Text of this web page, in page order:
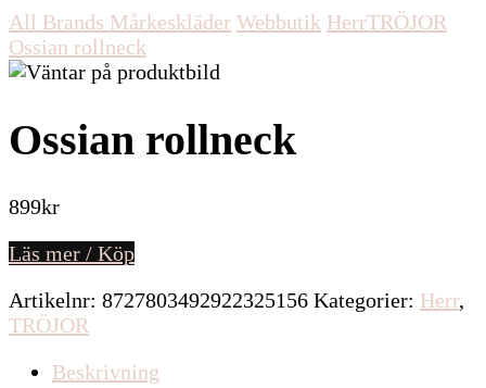
All Brands Mårkeskläder Webbutik HerrTRÖJOR
Ossian rollneck
Ossian rollneck
899kr
Läs mer / Köp
Artikelnr: 8727803492922325156 Kategorier: Herr,
TRÖJOR
Beskrivning